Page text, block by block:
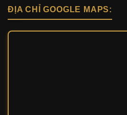
ĐỊA CHỈ GOOGLE MAPS: